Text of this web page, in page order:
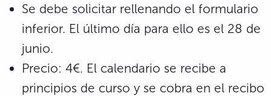
Se debe solicitar rellenando el formulario
inferior. El último día para ello es el 28 de
junio.
Precio: 4€. El calendario se recibe a
principios de curso y se cobra en el recibo